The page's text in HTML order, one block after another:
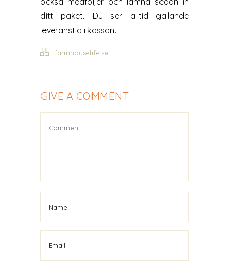
ditt paket. Du ser alltid gällande
leveranstid i kassan.
farmhouselife.se
GIVE A COMMENT